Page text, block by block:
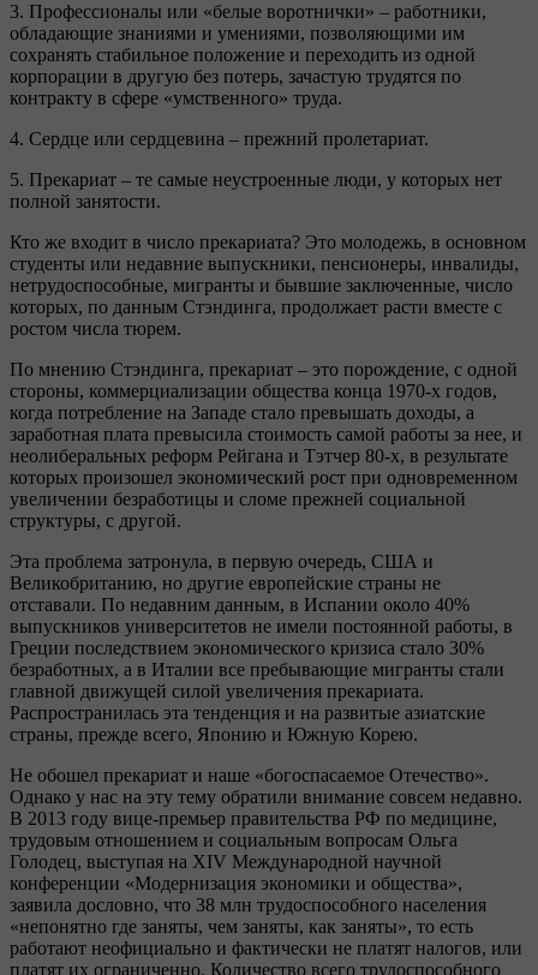
3. Профессионалы или «белые воротнички» – работники,
обладающие знаниями и умениями, позволяющими им
сохранять стабильное положение и переходить из одной
корпорации в другую без потерь, зачастую трудятся по
контракту в сфере «умственного» труда.
4. Сердце или сердцевина – прежний пролетариат.
5. Прекариат – те самые неустроенные люди, у которых нет
полной занятости.
Кто же входит в число прекариата? Это молодежь, в основном
студенты или недавние выпускники, пенсионеры, инвалиды,
нетрудоспособные, мигранты и бывшие заключенные, число
которых, по данным Стэндинга, продолжает расти вместе с
ростом числа тюрем.
По мнению Стэндинга, прекариат – это порождение, с одной
стороны, коммерциализации общества конца 1970-х годов,
когда потребление на Западе стало превышать доходы, а
заработная плата превысила стоимость самой работы за нее, и
неолиберальных реформ Рейгана и Тэтчер 80-х, в результате
которых произошел экономический рост при одновременном
увеличении безработицы и сломе прежней социальной
структуры, с другой.
Эта проблема затронула, в первую очередь, США и
Великобританию, но другие европейские страны не
отставали. По недавним данным, в Испании около 40%
выпускников университетов не имели постоянной работы, в
Греции последствием экономического кризиса стало 30%
безработных, а в Италии все пребывающие мигранты стали
главной движущей силой увеличения прекариата.
Распространилась эта тенденция и на развитые азиатские
страны, прежде всего, Японию и Южную Корею.
Не обошел прекариат и наше «богоспасаемое Отечество».
Однако у нас на эту тему обратили внимание совсем недавно.
В 2013 году вице-премьер правительства РФ по медицине,
трудовым отношением и социальным вопросам Ольга
Голодец, выступая на XIV Международной научной
конференции «Модернизация экономики и общества»,
заявила дословно, что 38 млн трудоспособного населения
«непонятно где заняты, чем заняты, как заняты», то есть
работают неофициально и фактически не платят налогов, или
платят их ограниченно. Количество всего трудоспособного